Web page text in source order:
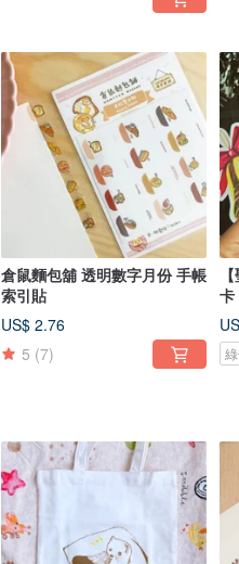
倉鼠麵包舖 透明數字月份 手帳
索引貼
US$ 2.76
5 (7)
卡